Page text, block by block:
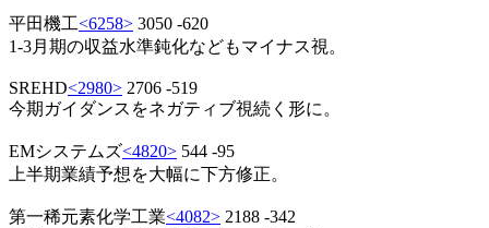
平田機工<6258> 3050 -620
1-3月期の収益水準鈍化などもマイナス視。
SREHD<2980> 2706 -519
今期ガイダンスをネガティブ視続く形に。
EMシステムズ<4820> 544 -95
上半期業績予想を大幅に下方修正。
第一稀元素化学工業<4082> 2188 -342